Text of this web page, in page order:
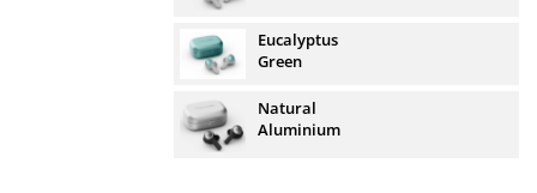
Eucalyptus
Green
Natural
Aluminium